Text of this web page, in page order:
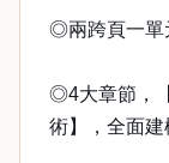
◎兩跨頁一單
◎4大章節，
術】，全面建